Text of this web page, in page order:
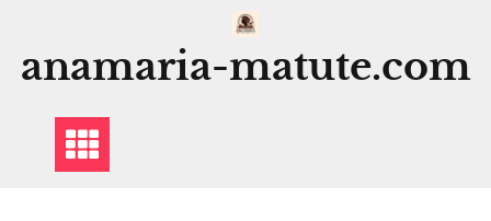
contenido
anamaria-matute.com